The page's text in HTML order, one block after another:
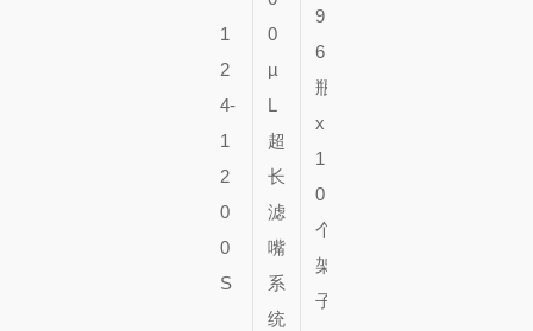
1
2
4-
1
2
0
0
S
0
µ
L
超
长
滤
嘴
系
统
9
6
瓶
x
1
0
个
架
子